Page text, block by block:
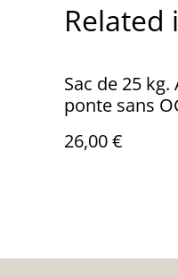
Related
Sac de 25
ponte sans
26,00 €